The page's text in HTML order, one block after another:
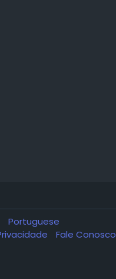
Portuguese
Fale Conosco